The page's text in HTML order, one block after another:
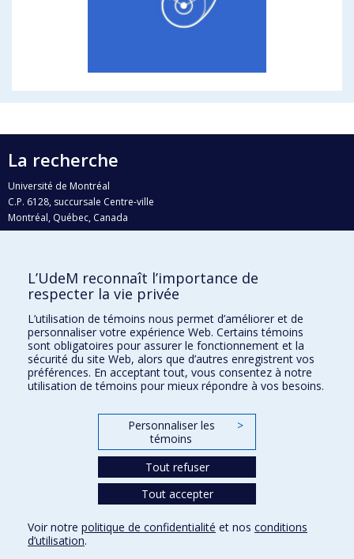
La recherche
Université de Montréal
C.P. 6128, succursale Centre-ville
Montréal, Québec, Canada
H3C 3J7
Qui fait quoi?
Nous trouver
Plan du site
Accessibilité
Conditions d’utilisation
L’UdeM reconnaît l’importance de
respecter la vie privée
L’utilisation de témoins nous permet d’améliorer et de
personnaliser votre expérience Web. Certains témoins
sont obligatoires pour assurer le fonctionnement et la
sécurité du site Web, alors que d’autres enregistrent vos
préférences. En acceptant tout, vous consentez à notre
utilisation de témoins pour mieux répondre à vos besoins.
Personnaliser les
témoins
>
Tout refuser
Tout accepter
Voir notre politique de confidentialité et nos conditions
d’utilisation.